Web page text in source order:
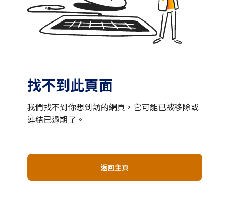
找不到此頁面
我們找不到你想到訪的網頁，它可能已被移除或
連結已過期了。
返回主頁